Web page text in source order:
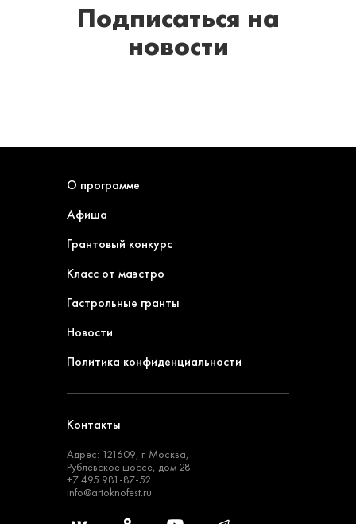
Подписаться на
новости
О программе
Афиша
Грантовый конкурс
Класс от маэстро
Гастрольные гранты
Новости
Политика конфиденциальности
Контакты
Адрес: 121609, г. Москва,
Рублевское шоссе, дом 28
+7 495 981-87-52
info@artoknofest.ru